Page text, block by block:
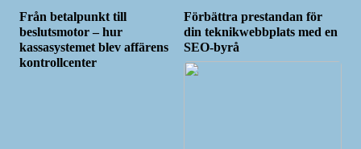
Från betalpunkt till
beslutsmotor – hur
kassasystemet blev affärens
kontrollcenter
Förbättra prestandan för
din teknikwebbplats med en
SEO-byrå